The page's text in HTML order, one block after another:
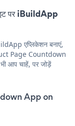
पर iBuildApp
एप्लिकेशन बनाएं,
Page Countdown
आप चाहें, पर जोड़ें
App on